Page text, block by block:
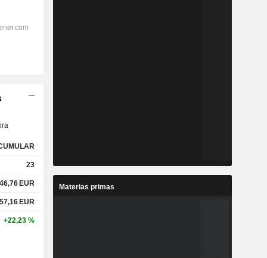
23
46,76 EUR
57,16 EUR
+22,23 %
Materias primas